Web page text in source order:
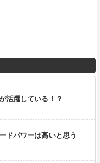
活躍している！？
ドパワーは高いと思う